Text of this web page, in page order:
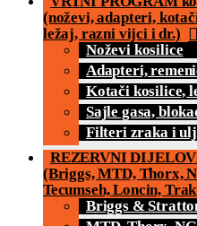
(noževi, adapteri,
ležaj, razni vijci i dr.)
Noževi kosilice
Adapteri,
Kotači kosilice,
Sajle gasa,
Filteri zraka i
REZERVNI
(Briggs, MTD, Thorx,
Tecumseh, Loncin,
Briggs &